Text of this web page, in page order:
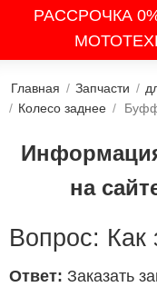
РАССРОЧКА
Главная / Запчасти /
/ Колесо заднее /
Информация
на
Вопрос: Как
Ответ: Заказать